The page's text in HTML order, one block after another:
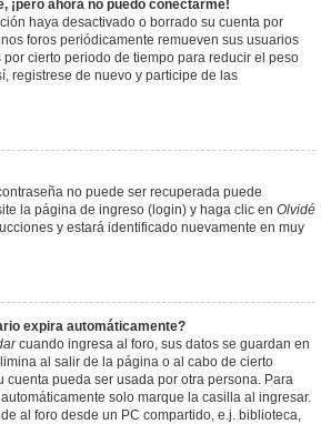
¡pero ahora no puedo conectarme!
haya desactivado o borrado su cuenta por
foros periódicamente remueven sus usuarios
cierto periodo de tiempo para reducir el peso
registrese de nuevo y participe de las
no puede ser recuperada puede
la página de ingreso (login) y haga clic en Olvidé
y estará identificado nuevamente en muy
expira automáticamente?
cuando ingresa al foro, sus datos se guardan en
al salir de la página o al cabo de cierto
cuenta pueda ser usada por otra persona. Para
solo marque la casilla al ingresar.
al foro desde un PC compartido, e.j. biblioteca,